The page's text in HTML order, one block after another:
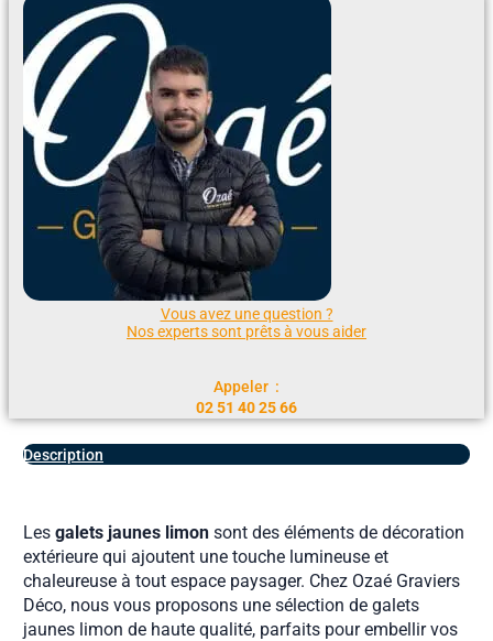
Vous avez une question ?
Nos experts sont prêts à vous aider
Appeler :
02 51 40 25 66
Description
Lesgalets jaunes limonsont des éléments de décoration
extérieure qui ajoutent une touche lumineuse et
chaleureuse à tout espace paysager. Chez Ozaé Graviers
Déco, nous vous proposons une sélection de galets
jaunes limon de haute qualité, parfaits pour embellir vos